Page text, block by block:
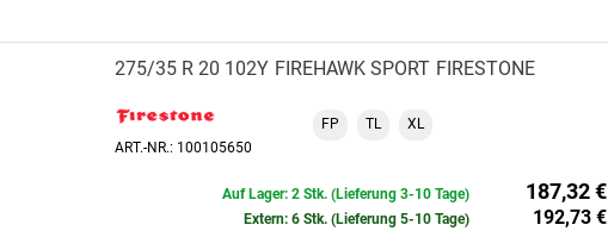
FIRESTONE
FIREHAWK SPORT
275/35 R 20 102Y
ART.-NR.: 100105650
FP TL XL
187,32 €
Auf Lager: 2 Stk. (Lieferung 3-10 Tage)
192,73 €
Extern: 6 Stk. (Lieferung 5-10 Tage)